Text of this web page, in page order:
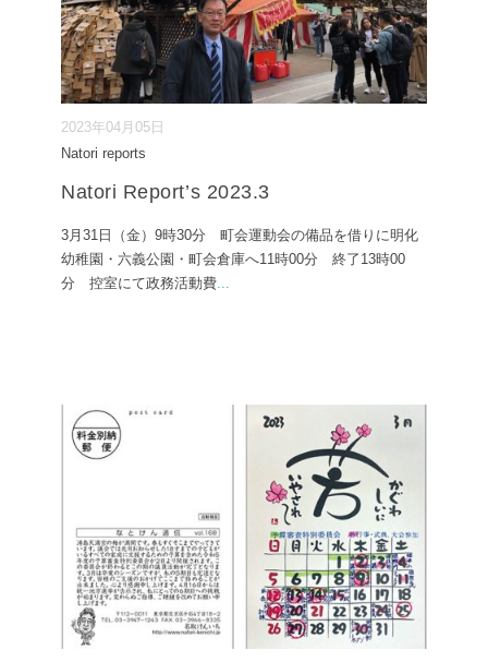
2023年04月05日
Natori reports
Natori Report’s 2023.3
3月31日（金）9時30分 町会運動会の備品を借りに明化
幼稚園・六義公園・町会倉庫へ11時00分 終了13時00
分 控室にて政務活動費